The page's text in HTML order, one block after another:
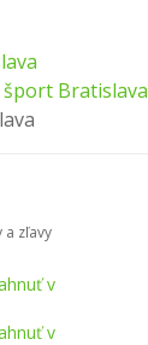
šport Bratislava
a zľavy
v
v